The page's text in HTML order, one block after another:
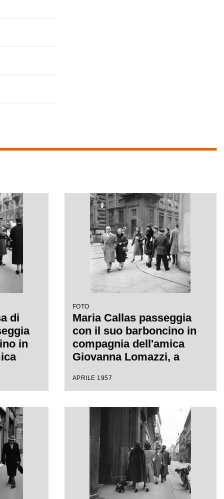
di
in
FOTO
Maria Callas passeggia
con il suo barboncino in
compagnia dell'amica
Giovanna Lomazzi, a
segretaria, in via Manzoni
APRILE 1957